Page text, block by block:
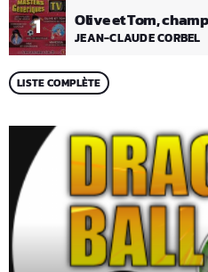
1 Olive et Tom,
JEAN-CLAUDE CORBEL
LISTE COMPLÈTE